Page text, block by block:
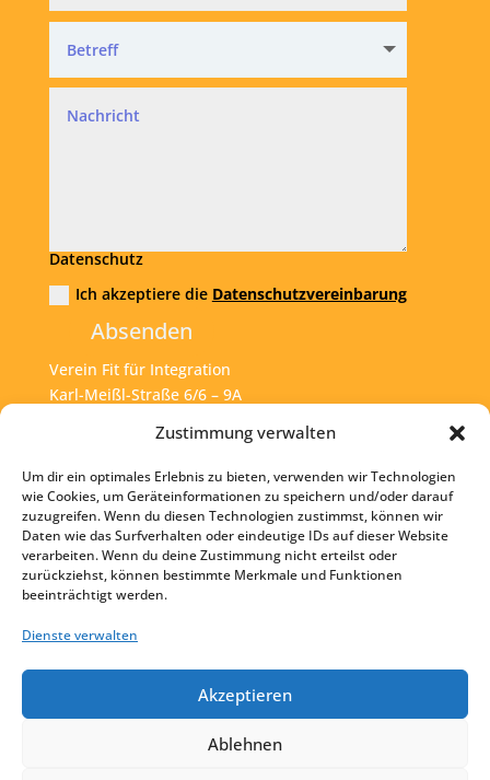
Zustimmung verwalten
Um dir ein optimales Erlebnis zu bieten, verwenden wir Technologien
wie Cookies, um Geräteinformationen zu speichern und/oder darauf
zuzugreifen. Wenn du diesen Technologien zustimmst, können wir
Daten wie das Surfverhalten oder eindeutige IDs auf dieser Website
verarbeiten. Wenn du deine Zustimmung nicht erteilst oder
zurückziehst, können bestimmte Merkmale und Funktionen
beeinträchtigt werden.
Dienste verwalten
Akzeptieren
Ablehnen
Datenschutz
Ich akzeptiere die Datenschutzvereinbarung
Absenden
Verein Fit für Integration
Karl-Meißl-Straße 6/6 – 9A
Tel:+43 1 925 77 46
Mail: office@fit4int.at
Startseite
Kontakt
Impressum